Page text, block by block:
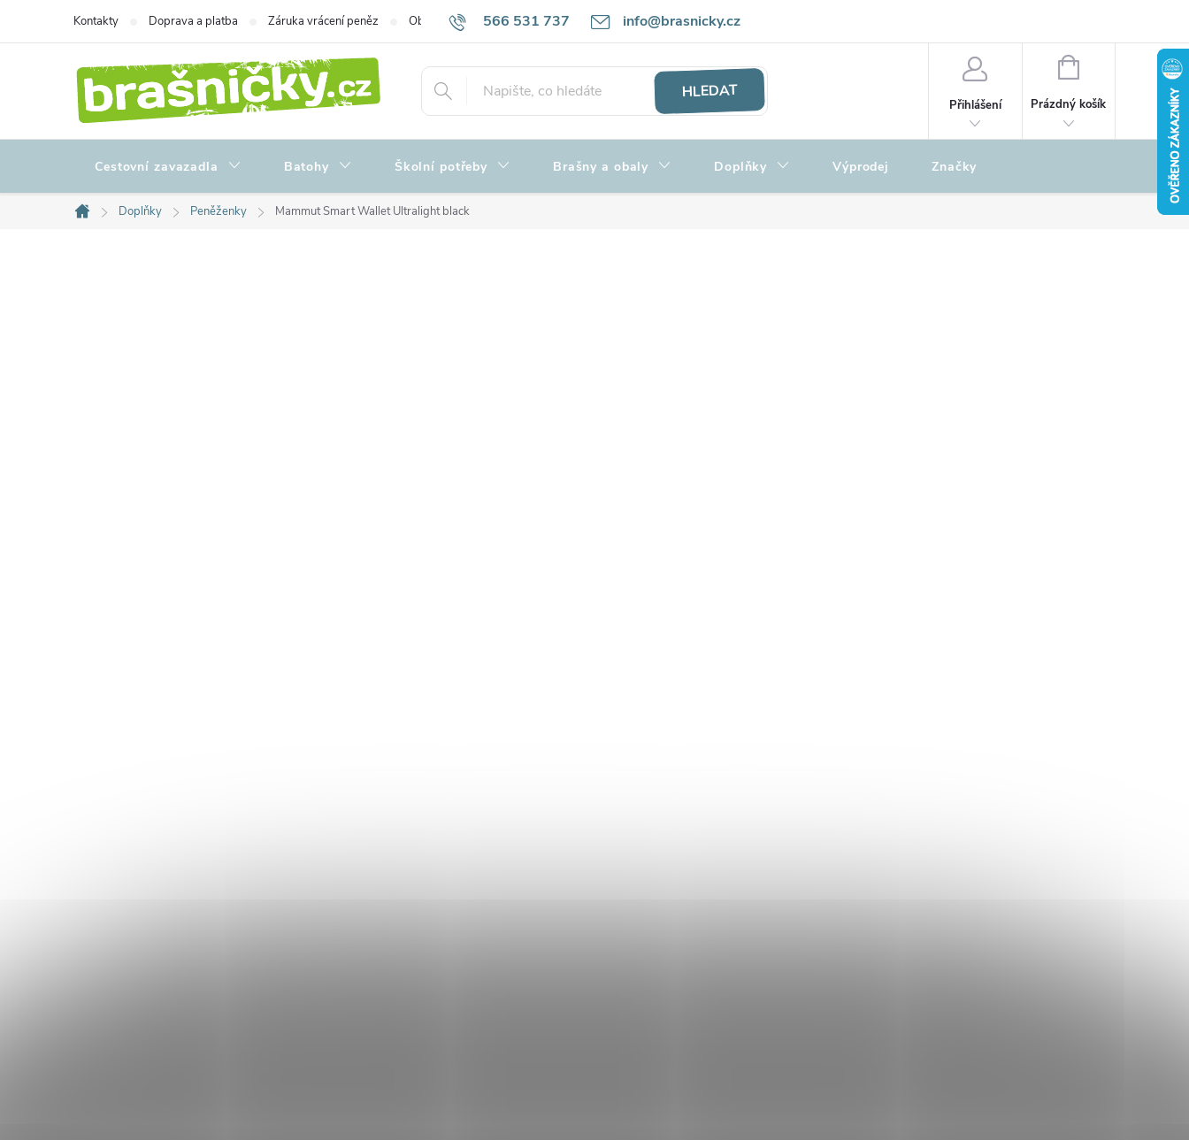
566 531 737 info@brasnicky.cz
Kontakty Doprava a platba Záruka vrácení peněz Obchodní podmínky Zpracování osobních údajů Hodnocení obchodu
HLEDAT
Přihlášení
NÁKUPNÍ
Prázdný košík
Cestovní zavazadla Batohy Školní potřeby Brašny a obaly Doplňky Výprodej Značky
Domů
Doplňky Peněženky Mammut Smart Wallet Ultralight black